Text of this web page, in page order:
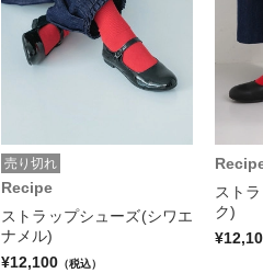
売り切れ
Recipe
ストラップシューズ(シワエ
ナメル)
¥12,100 （税込）
スト
ク)